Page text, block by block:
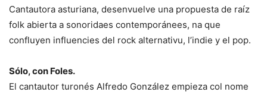
Cantautora asturiana, desenvuelve una propuesta de raíz
folk abierta a sonoridaes contemporánees, na que
confluyen influencies del rock alternativu, l’indie y el pop.
Sólo, con Foles.
El cantautor turonés Alfredo González empieza col nome